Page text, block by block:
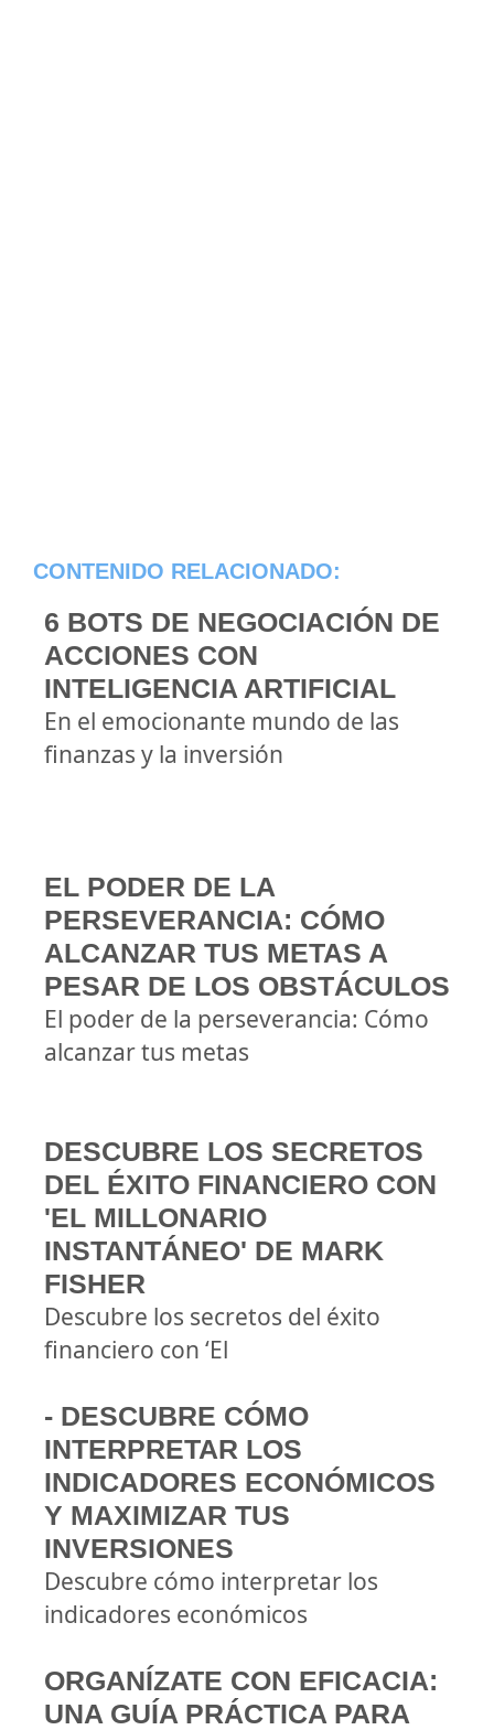
CONTENIDO RELACIONADO:
6 BOTS DE NEGOCIACIÓN DE
ACCIONES CON
INTELIGENCIA ARTIFICIAL
En el emocionante mundo de las
finanzas y la inversión
EL PODER DE LA
PERSEVERANCIA: CÓMO
ALCANZAR TUS METAS A
PESAR DE LOS OBSTÁCULOS
El poder de la perseverancia: Cómo
alcanzar tus metas
DESCUBRE LOS SECRETOS
DEL ÉXITO FINANCIERO CON
'EL MILLONARIO
INSTANTÁNEO' DE MARK
FISHER
Descubre los secretos del éxito
financiero con ‘El
- DESCUBRE CÓMO
INTERPRETAR LOS
INDICADORES ECONÓMICOS
Y MAXIMIZAR TUS
INVERSIONES
Descubre cómo interpretar los
indicadores económicos
ORGANÍZATE CON EFICACIA:
UNA GUÍA PRÁCTICA PARA